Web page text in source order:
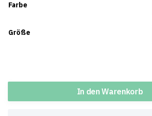
Farbe
Größe
In den Warenkorb